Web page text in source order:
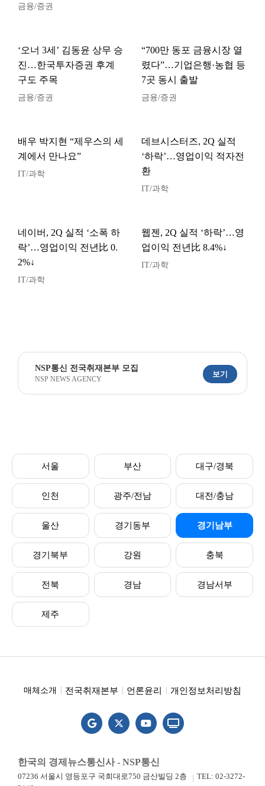
금융/증권
‘오너 3세’ 김동윤 상무 승
진…한국투자증권 후계
구도 주목
금융/증권
“700만 동포 금융시장 열
렸다”…기업은행·농협 등
7곳 동시 출발
금융/증권
배우 박지현 “제우스의 세
계에서 만나요”
IT/과학
데브시스터즈, 2Q 실적
‘하락’…영업이익 적자전
환
IT/과학
네이버, 2Q 실적 ‘소폭 하
락’…영업이익 전년比 0.
2%↓
IT/과학
웹젠, 2Q 실적 ‘하락’…영
업이익 전년比 8.4%↓
IT/과학
NSP통신 전국취재본부 모집
NSP NEWS AGENCY
보기
서울 부산 대구/경북
인천 광주/전남 대전/충남
울산 경기동부 경기남부
경기북부 강원 충북
전북 경남 경남서부
제주
매체소개 전국취재본부 언론윤리 개인정보처리방침
한국의 경제뉴스통신사 - NSP통신
07236 서울시 영등포구 국회대로750 금산빌딩 2층
TEL: 02-3272-